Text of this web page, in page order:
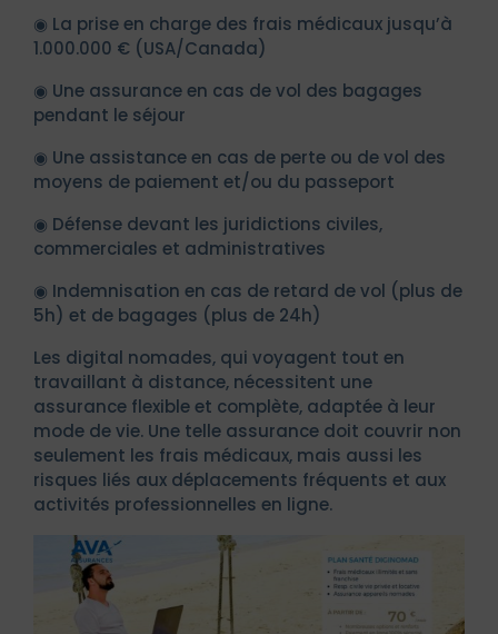
◉ La prise en charge des frais médicaux jusqu’à
1.000.000 € (USA/Canada)
◉ Une assurance en cas de vol des bagages
pendant le séjour
◉ Une assistance en cas de perte ou de vol des
moyens de paiement et/ou du passeport
◉ Défense devant les juridictions civiles,
commerciales et administratives
◉ Indemnisation en cas de retard de vol (plus de
5h) et de bagages (plus de 24h)
Les digital nomades, qui voyagent tout en
travaillant à distance, nécessitent une
assurance flexible et complète, adaptée à leur
mode de vie. Une telle assurance doit couvrir non
seulement les frais médicaux, mais aussi les
risques liés aux déplacements fréquents et aux
activités professionnelles en ligne.